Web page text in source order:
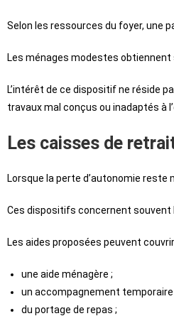
Selon les ressources du foyer, une
Les ménages modestes obtiennent
L’intérêt de ce dispositif ne réside
travaux mal conçus ou inadaptés à
Les caisses de
Lorsque la perte d’autonomie
Ces dispositifs concernent souvent
Les aides proposées peuvent
une aide ménagère ;
un accompagnement temporaire
du portage de repas ;